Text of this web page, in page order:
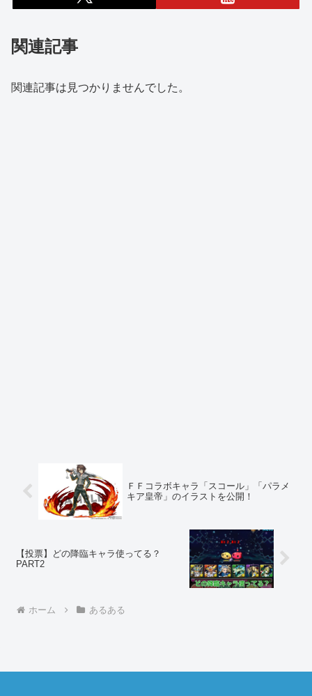
関連記事
関連記事は見つかりませんでした。
ＦＦコラボキャラ「スコール」「パラメ
キア皇帝」のイラストを公開！
【投票】どの降臨キャラ使ってる？
PART2
ホーム あるある